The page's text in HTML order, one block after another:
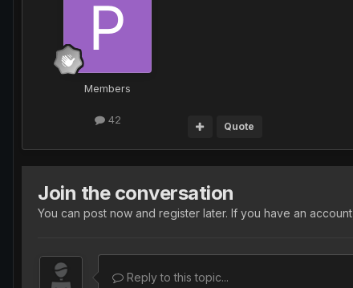
Members
42
Quote
Join the conversation
You can post now and register later. If you have an account,
Reply to this topic...